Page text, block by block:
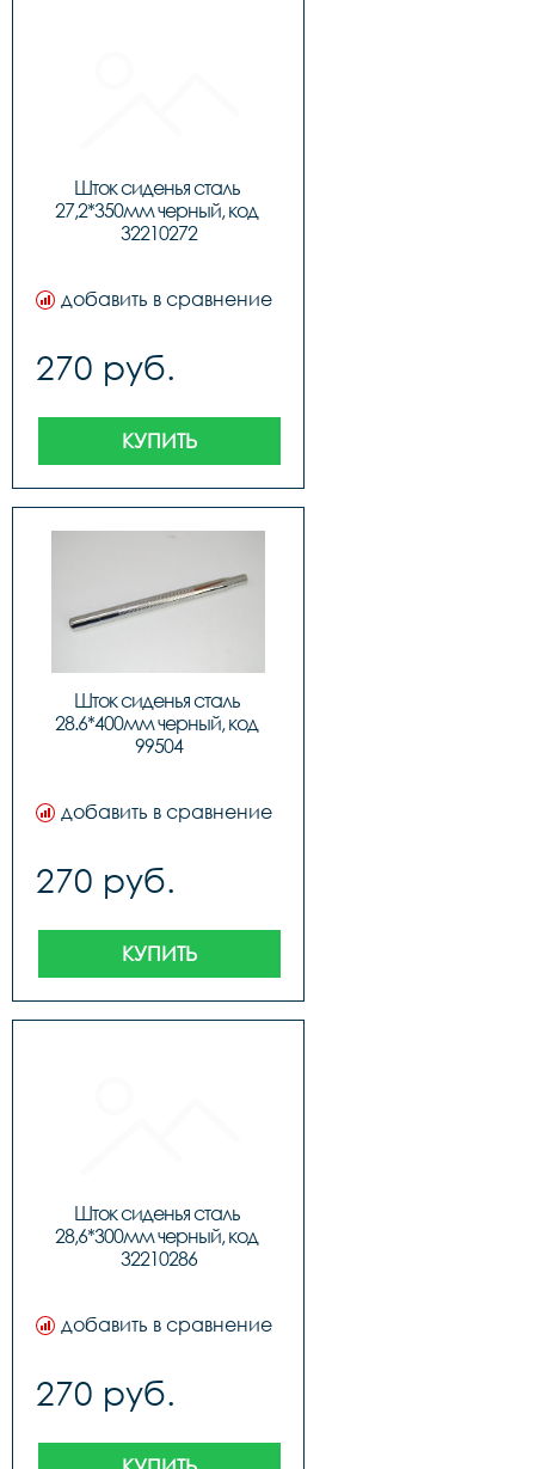
Шток сиденья сталь
27,2*350мм черный, код
32210272
добавить в сравнение
270 руб.
КУПИТЬ
Шток сиденья сталь
28.6*400мм черный, код
99504
добавить в сравнение
270 руб.
КУПИТЬ
Шток сиденья сталь
28,6*300мм черный, код
32210286
добавить в сравнение
270 руб.